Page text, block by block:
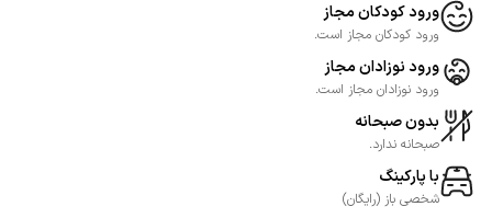
ورود کودکان مجاز
ورود کودکان مجاز است.
ورود نوزادان مجاز
ورود نوزادان مجاز است.
بدون صبحانه
صبحانه ندارد.
با پارکینگ
شخصی باز (رایگان)